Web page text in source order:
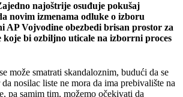
najoštrije osuđuje pokušaj
novim izmenama odluke o izboru
AP Vojvodine obezbedi brisan prostor za
koje bi ozbiljno uticale na izborrni proces
može smatrati skandaloznim, budući da se
nosilac liste ne mora da ima prebivalište na
pa samim tim, možemo očekivati da